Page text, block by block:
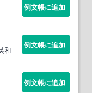
例文帳に追加
和
例文帳に追加
例文帳に追加